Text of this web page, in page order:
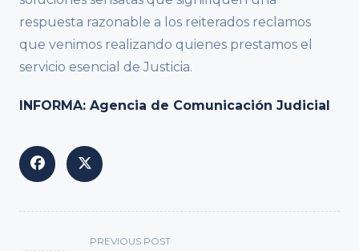
respuesta razonable a los reiterados reclamos
que venimos realizando quienes prestamos el
servicio esencial de Justicia.
INFORMA: Agencia de Comunicación Judicial
PREVIOUS POST